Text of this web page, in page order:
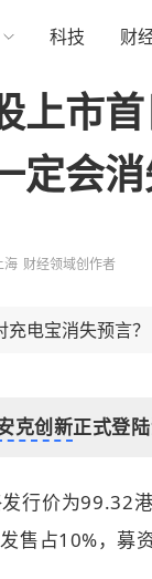
科技 财
上市
定会
海 财经领域创作者
电宝消失预言？
克创新正式登
行价为99.32
售占10%，募